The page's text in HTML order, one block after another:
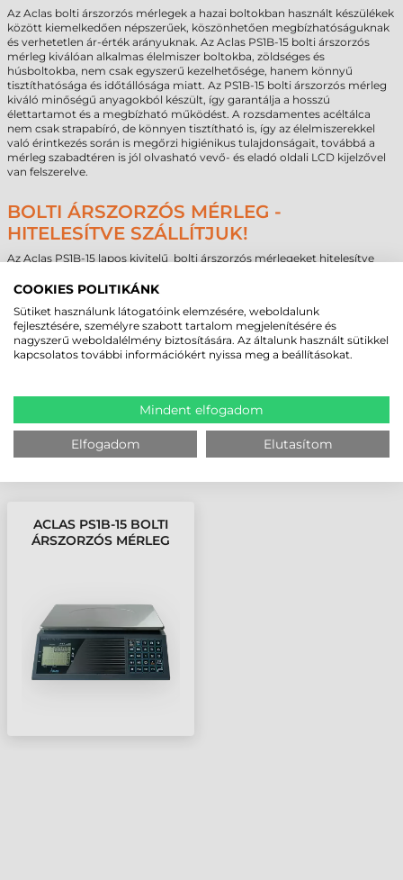
Az Aclas bolti árszorzós mérlegek a hazai boltokban használt készülékek
között kiemelkedően népszerűek, köszönhetően megbízhatóságuknak
és verhetetlen ár-érték arányuknak. Az Aclas PS1B-15 bolti árszorzós
mérleg kiválóan alkalmas élelmiszer boltokba, zöldséges és
húsboltokba, nem csak egyszerű kezelhetősége, hanem könnyű
tisztíthatósága és időtállósága miatt. Az PS1B-15 bolti árszorzós mérleg
kiváló minőségű anyagokból készült, így garantálja a hosszú
élettartamot és a megbízható működést. A rozsdamentes acéltálca
nem csak strapabíró, de könnyen tisztítható is, így az élelmiszerekkel
való érintkezés során is megőrzi higiénikus tulajdonságait, továbbá a
mérleg szabadtéren is jól olvasható vevő- és eladó oldali LCD kijelzővel
van felszerelve.
BOLTI ÁRSZORZÓS MÉRLEG -
HITELESÍTVE SZÁLLÍTJUK!
Az Aclas PS1B-15 lapos kivitelű bolti árszorzós mérlegeket hitelesítve
keresztül.
MEGBÍZHAT BENNÜNK! ISMERJE MEG
VÁSÁRLÓINK VÉLEMÉNYÉT
KÖVESSE BE YOUTUBE CSATORNÁNKAT!
LEGUTÓBB MEGTEKINTETT TERMÉKEK
ACLAS PS1B-15 BOLTI
ÁRSZORZÓS MÉRLEG
COOKIES POLITIKÁNK
Sütiket használunk látogatóink elemzésére, weboldalunk
fejlesztésére, személyre szabott tartalom megjelenítésére és
nagyszerű weboldalélmény biztosítására. Az általunk használt sütikkel
kapcsolatos további információkért nyissa meg a beállításokat.
Mindent elfogadom
Elfogadom Elutasítom